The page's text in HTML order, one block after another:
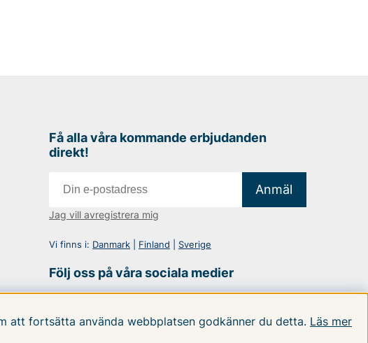
Få alla våra kommande erbjudanden
direkt!
Anmäl
Jag vill avregistrera mig
Vi finns i: Danmark| Finland Sverige
Följ oss på våra sociala medier
att fortsätta använda webbplatsen godkänner du detta. Läs mer